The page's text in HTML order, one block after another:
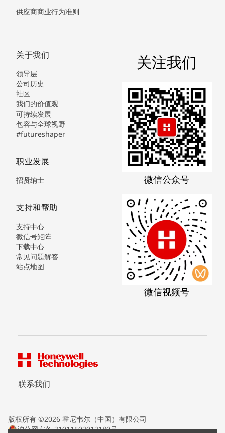
供应商商业行为准则
关于我们
领导层
公司历史
社区
我们的价值观
可持续发展
包容与全球视野
#futureshaper
职业发展
招贤纳士
支持和帮助
支持中心
微信号矩阵
下载中心
常见问题解答
站点地图
关注我们
微信公众号
微信视频号
联系我们
版权所有 ©2026 霍尼韦尔（中国）有限公司
沪公网安备 31011502012180号